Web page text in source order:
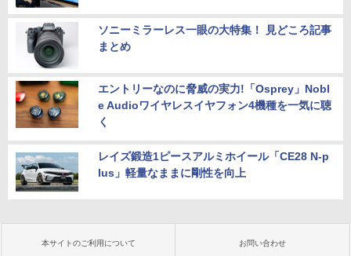
ソニーミラーレス一眼の大特集！ 見どころ記事
まとめ
エントリーなのに脅威の実力!「Osprey」Nobl
e Audioワイヤレスイヤフォン4機種を一気に聴
く
レイズ鍛造1ピースアルミホイール「CE28 N-p
lus」軽量なままに剛性を向上
本サイトのご利用について お問い合わせ